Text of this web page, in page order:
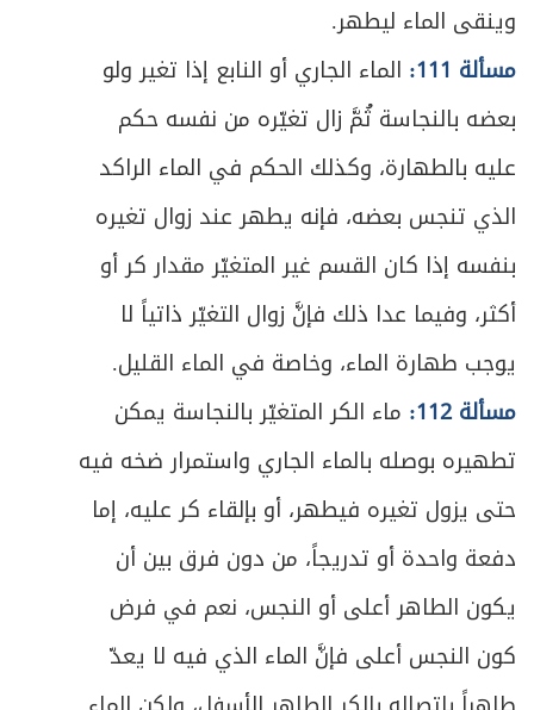
وينقى الماء ليطهر.
مسألة 111:
الماء الجاري أو النابع إذا تغير ولو
بعضه بالنجاسة ثُمَّ زال تغيّره من نفسه حكم
عليه بالطهارة، وكذلك الحكم في الماء الراكد
الذي تنجس بعضه، فإنه يطهر عند زوال تغيره
بنفسه إذا كان القسم غير المتغيّر مقدار كر أو
أكثر، وفيما عدا ذلك فإنَّ زوال التغيّر ذاتياً لا
يوجب طهارة الماء، وخاصة في الماء القليل.
مسألة 112:
ماء الكر المتغيّر بالنجاسة يمكن
تطهيره بوصله بالماء الجاري واستمرار ضخه فيه
حتى يزول تغيره فيطهر، أو بإلقاء كر عليه، إما
دفعة واحدة أو تدريجاً، من دون فرق بين أن
يكون الطاهر أعلى أو النجس، نعم في فرض
كون النجس أعلى فإنَّ الماء الذي فيه لا يعدّ